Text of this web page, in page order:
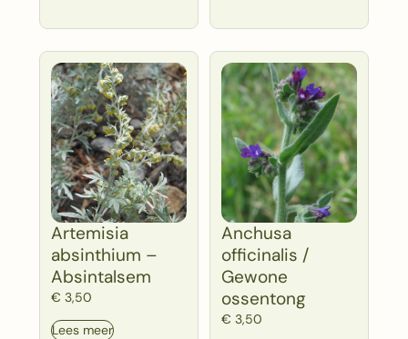
Artemisia
absinthium –
Absintalsem
€ 3,50
Lees meer
Anchusa
officinalis /
Gewone
ossentong
€ 3,50